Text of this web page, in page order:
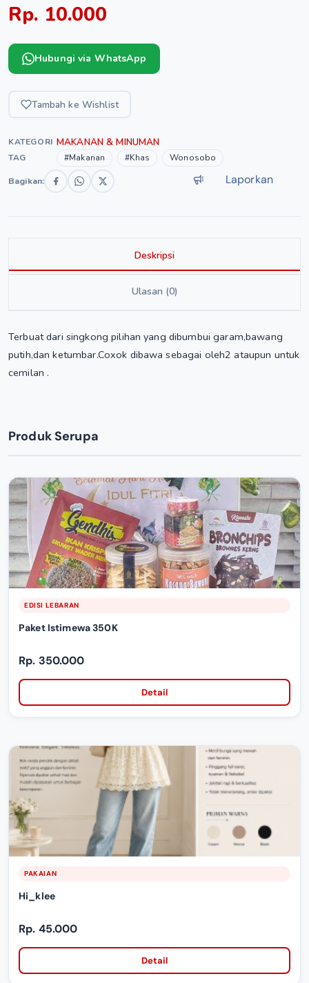
Rp. 10.000
Hubungi via WhatsApp
Tambah ke Wishlist
KATEGORI MAKANAN & MINUMAN
TAG #Makanan #Khas Wonosobo
Bagikan: Laporkan
Deskripsi
Ulasan (0)
Terbuat dari singkong pilihan yang dibumbui garam,bawang
putih,dan ketumbar.Coxok dibawa sebagai oleh2 ataupun untuk
cemilan .
Produk Serupa
EDISI LEBARAN
Paket Istimewa 350K
Rp. 350.000
Detail
PAKAIAN
Hi_klee
Rp. 45.000
Detail